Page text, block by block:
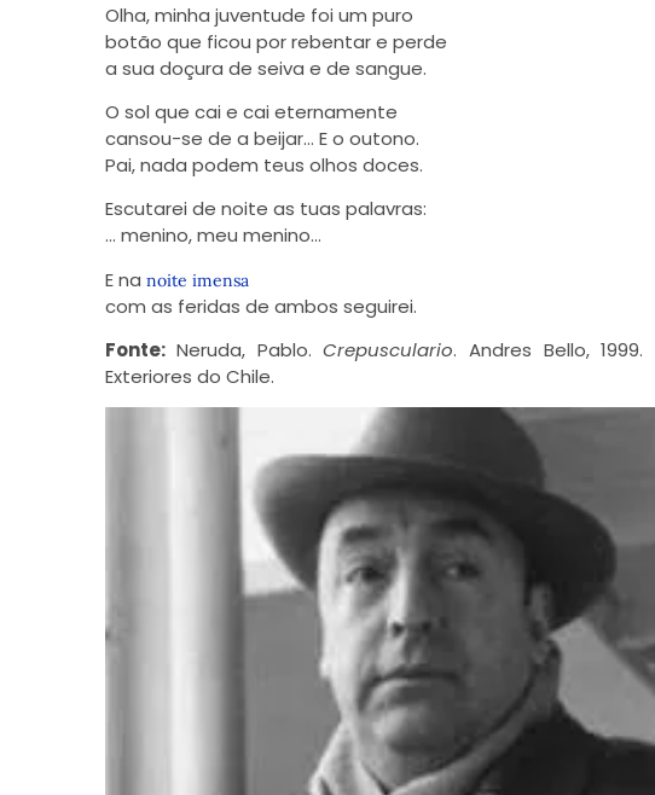
Olha, minha juventude foi um puro
botão que ficou por rebentar e perde
a sua doçura de seiva e de sangue.
O sol que cai e cai eternamente
cansou-se de a beijar… E o outono.
Pai, nada podem teus olhos doces.
Escutarei de noite as tuas palavras:
… menino, meu menino…
E na noite imensa
com as feridas de ambos seguirei.
Fonte:Neruda, Pablo.Crepusculario. Andres Bello, 1999.
Exteriores do Chile.